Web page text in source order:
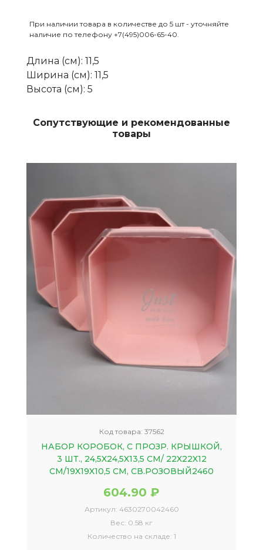
При наличии товара в количестве до 5 шт - уточняйте
наличие по телефону +7(495)006-65-40.
Длина (см): 11,5
Ширина (см): 11,5
Высота (см): 5
Сопутствующие и рекомендованные
товары
Код товара: 37562
НАБОР КОРОБОК, С ПРОЗР. КРЫШКОЙ,
3 ШТ., 24,5X24,5X13,5 СМ/ 22X22X12
СМ/19X19X10,5 СМ, СВ.РОЗОВЫЙ2460
604.90 ₽
Артикул: 4630270042460
Вес: 0.58 кг
Количество на складе: 1